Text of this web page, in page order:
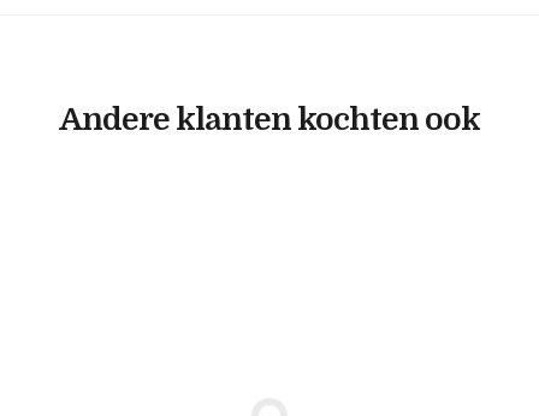
Andere klanten kochten ook